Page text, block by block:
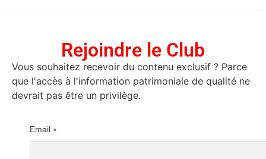
Rejoindre le Club
Vous souhaitez recevoir du contenu exclusif ? Parce
que l'accès à l'information patrimoniale de qualité ne
devrait pas être un privilège.
Email *